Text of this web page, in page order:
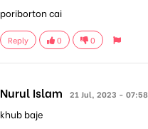
poriborton cai
Reply 0 0
Nurul Islam 21 Jul, 2023 -
khub baje